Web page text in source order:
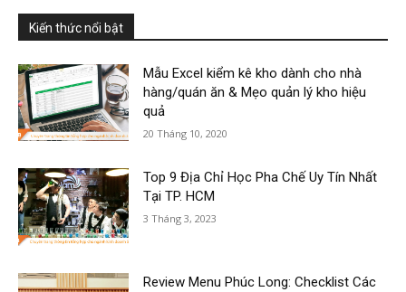
Kiến thức nổi bật
Mẫu Excel kiểm kê kho dành cho nhà
hàng/quán ăn & Mẹo quản lý kho hiệu
quả
20 Tháng 10, 2020
Top 9 Địa Chỉ Học Pha Chế Uy Tín Nhất
Tại TP. HCM
3 Tháng 3, 2023
Review Menu Phúc Long: Checklist Các